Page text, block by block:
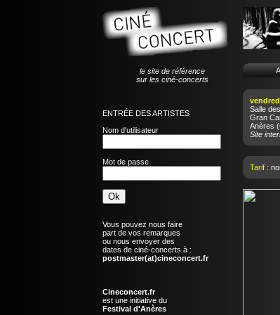
le site de référence
sur les ciné-concerts
ENTRÉE DES ARTISTES
Nom d'utilisateur
Mot de passe
Vous pouvez nous faire
part de vos remarques
ou nous envoyer des
dates de ciné-concerts à :
postmaster(at)cineconcert.fr
Cineconcert.fr
est une initiative du
Festival d'Anères
Salle
Gran
Anères
Site
Tarif :